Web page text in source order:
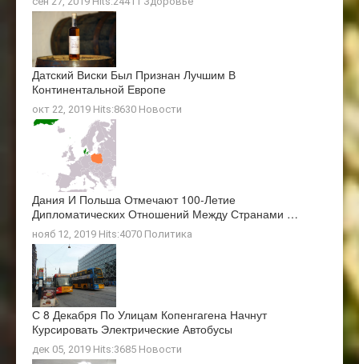
Датский Виски Был Признан Лучшим В
Континентальной Европе
окт 22, 2019 Hits:8630 Новости
Дания И Польша Отмечают 100-Летие
Дипломатических Отношений Между Странами …
нояб 12, 2019 Hits:4070 Политика
С 8 Декабря По Улицам Копенгагена Начнут
Курсировать Электрические Автобусы
дек 05, 2019 Hits:3685 Новости